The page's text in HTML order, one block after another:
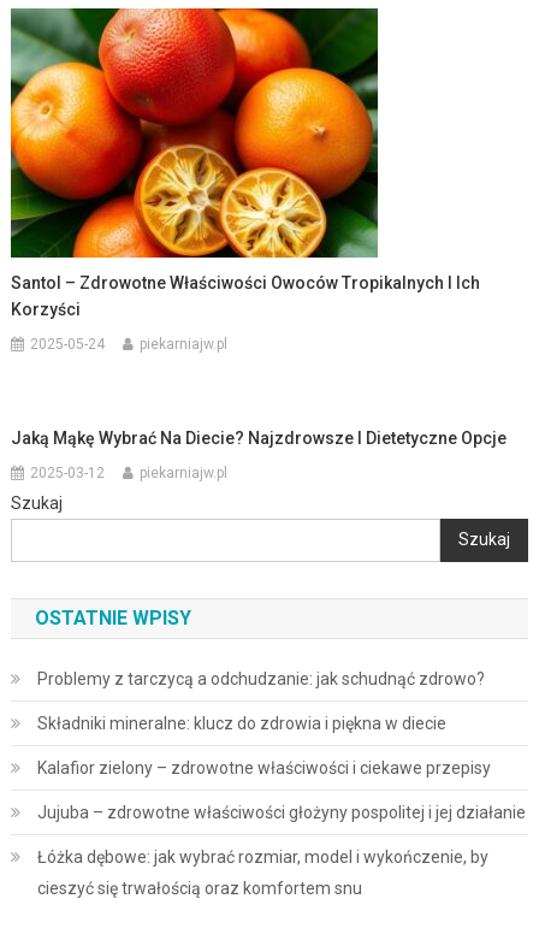
Santol – Zdrowotne Właściwości Owoców Tropikalnych I Ich
Korzyści
2025-05-24 piekarniajw.pl
Jaką Mąkę Wybrać Na Diecie? Najzdrowsze I Dietetyczne Opcje
2025-03-12 piekarniajw.pl
Szukaj
Szukaj
OSTATNIE WPISY
Problemy z tarczycą a odchudzanie: jak schudnąć zdrowo?
Składniki mineralne: klucz do zdrowia i piękna w diecie
Kalafior zielony – zdrowotne właściwości i ciekawe przepisy
Jujuba – zdrowotne właściwości głożyny pospolitej i jej działanie
Łóżka dębowe: jak wybrać rozmiar, model i wykończenie, by
cieszyć się trwałością oraz komfortem snu